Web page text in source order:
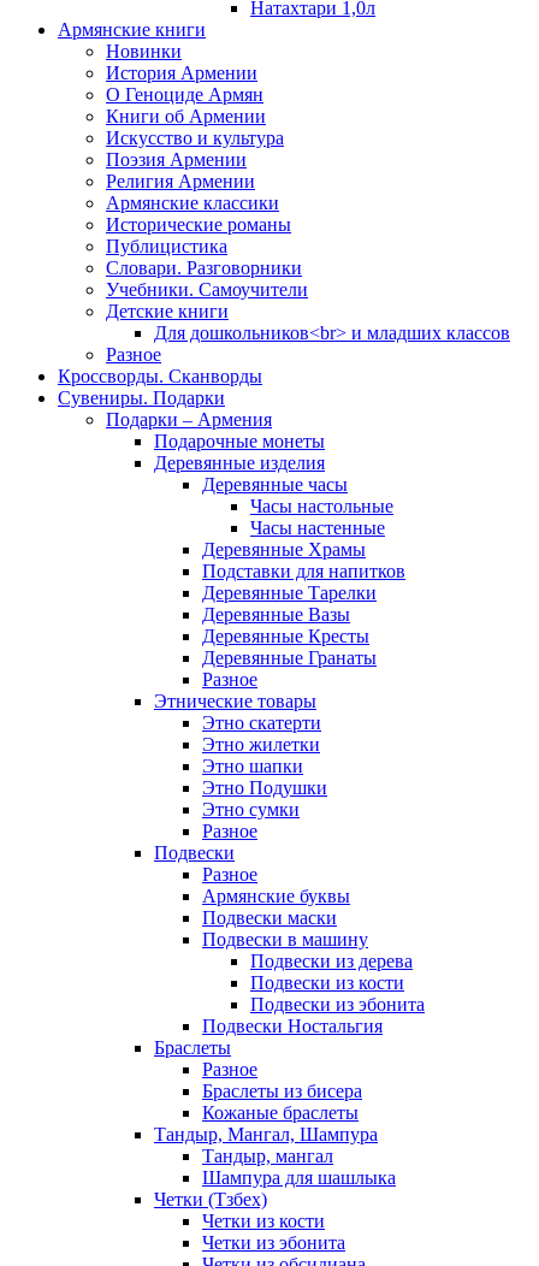
Натахтари 1,0л
Армянские книги
Новинки
История Армении
О Геноциде Армян
Книги об Армении
Иcкусство и культура
Поэзия Армении
Религия Армении
Армянские классики
Исторические романы
Публицистика
Словари. Разговорники
Учебники. Самоучители
Детские книги
Для дошкольников<br> и младших классов
Разное
Кроссворды. Сканворды
Сувениры. Подарки
Подарки – Армения
Подарочные монеты
Деревянные изделия
Деревянные часы
Часы настольные
Часы настенные
Деревянные Храмы
Подставки для напитков
Деревянные Тарелки
Деревянные Вазы
Деревянные Кресты
Деревянные Гранаты
Разное
Этнические товары
Этно скатерти
Этно жилетки
Этно шапки
Этно Подушки
Этно сумки
Разное
Подвески
Разное
Армянские буквы
Подвески маски
Подвески в машину
Подвески из дерева
Подвески из кости
Подвески из эбонита
Подвески Ностальгия
Браслеты
Разное
Браслеты из бисера
Кожаные браслеты
Тандыр, Мангал, Шампура
Тандыр, мангал
Шампура для шашлыка
Четки (Тзбех)
Четки из кости
Четки из эбонита